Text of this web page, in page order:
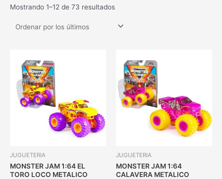
Mostrando 1–12 de 73 resultados
JUGUETERIA
MONSTER JAM 1:64 EL
TORO LOCO METALICO
JUGUETERIA
MONSTER JAM 1:64
CALAVERA METALICO